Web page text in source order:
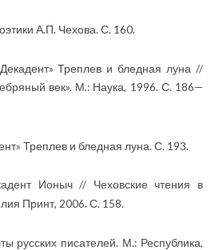
А.П. Чехова. С. 160.
Треплев и бледная луна //
век». М.: Наука, 1996. С. 186—
Треплев и бледная луна. С. 193.
Ионыч // Чеховские чтения в
Принт, 2006. С. 158.
русских писателей. М.: Республика,